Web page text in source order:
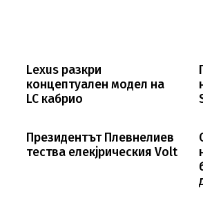
Lexus разкри
концептуален модел на
LC кабрио
Президентът Плевнелиев
тества елекjрическия Volt